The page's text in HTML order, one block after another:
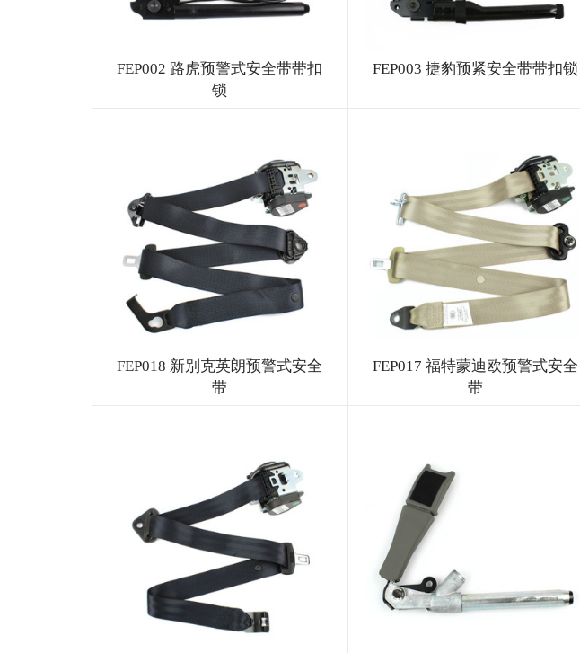
FEP002 路虎预警式安全带带扣
锁
FEP003 捷豹预紧安全带带扣锁
FEP018 新别克英朗预警式安全
带
FEP017 福特蒙迪欧预警式安全
带